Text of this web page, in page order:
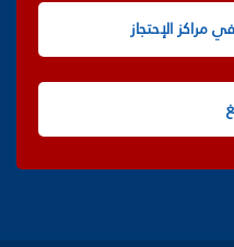
مراكز الإحتجاز